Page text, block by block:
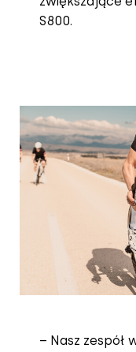
S800.
– Nasz zespół